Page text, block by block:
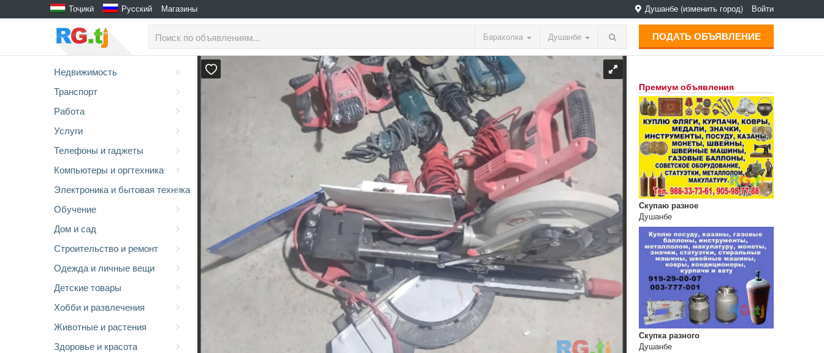
Тоҷикӣ Русский Магазины Душанбе (изменить город) Войти
Барахолка Душанбе ПОДАТЬ ОБЪЯВЛЕНИЕ
Недвижимость
Транспорт
Работа
Услуги
Телефоны и гаджеты
Компьютеры и оргтехника
Электроника и бытовая техника
Обучение
Дом и сад
Строительство и ремонт
Одежда и личные вещи
Детские товары
Хобби и развлечения
Животные и растения
Здоровье и красота
Премиум объявления
Скупаю разное
Душанбе
Скупка разного
Душанбе